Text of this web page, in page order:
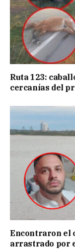
Ruta 123:
cercanías del
Encontraron el
arrastrado por